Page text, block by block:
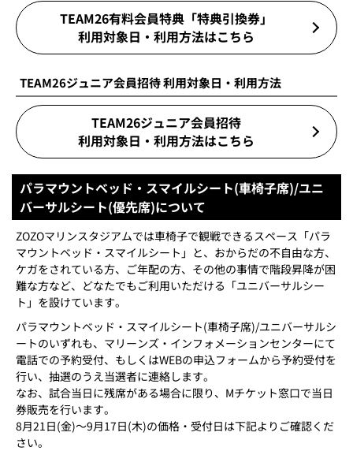
TEAM26有料会員特典「特典引換券」
利用対象日・利用方法はこちら
TEAM26ジュニア会員招待 利用対象日・利用方法
TEAM26ジュニア会員招待
利用対象日・利用方法はこちら
パラマウントベッド・スマイルシート(車椅子席)/ユニ
バーサルシート(優先席)について
ZOZOマリンスタジアムでは車椅子で観戦できるスペース「パラ
マウントベッド・スマイルシート」と、おからだの不自由な方、
ケガをされている方、ご年配の方、その他の事情で階段昇降が困
難な方など、どなたでもご利用いただける「ユニバーサルシー
ト」を設けています。
パラマウントベッド・スマイルシート(車椅子席)/ユニバーサルシ
ートのいずれも、マリーンズ・インフォメーションセンターにて
電話での予約受付、もしくはWEBの申込フォームから予約受付を
行い、抽選のうえ当選者に連絡します。
なお、試合当日に残席がある場合に限り、Mチケット窓口で当日
券販売を行います。
8月21日(金)～9月17日(木)の価格・受付日は下記よりご確認くだ
さい。